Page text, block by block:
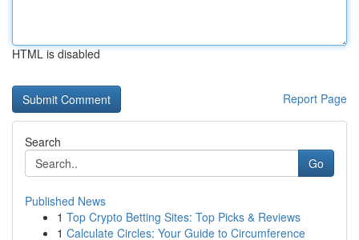
HTML is disabled
Report Page
Search
Go
Published News
1 Top Crypto Betting Sites: Top Picks & Reviews
1 Calculate Circles: Your Guide to Circumference